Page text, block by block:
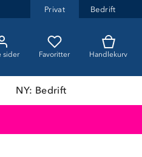
Privat Bedrift
sider Favoritter Handlekurv
NY: Bedrift